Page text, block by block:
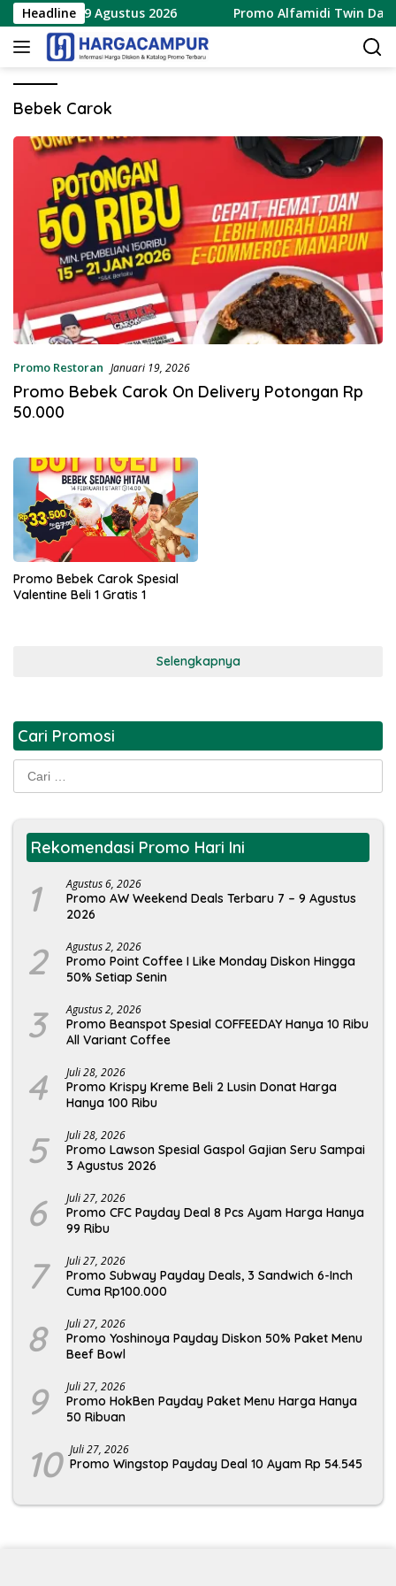
Langsung
ke
konten
Headline
8 – 9 Agustus 2026 Promo Alfamidi Twin Date
Bebek Carok
Promo Restoran Januari 19, 2026
Promo Bebek Carok On Delivery Potongan Rp
50.000
Promo Bebek Carok Spesial
Valentine Beli 1 Gratis 1
Selengkapnya
Cari Promosi
Rekomendasi Promo Hari Ini
1 Agustus 6, 2026
Promo AW Weekend Deals Terbaru 7 – 9 Agustus
2026
2 Agustus 2, 2026
Promo Point Coffee I Like Monday Diskon Hingga
50% Setiap Senin
3 Agustus 2, 2026
Promo Beanspot Spesial COFFEEDAY Hanya 10 Ribu
All Variant Coffee
4 Juli 28, 2026
Promo Krispy Kreme Beli 2 Lusin Donat Harga
Hanya 100 Ribu
5 Juli 28, 2026
Promo Lawson Spesial Gaspol Gajian Seru Sampai
3 Agustus 2026
6 Juli 27, 2026
Promo CFC Payday Deal 8 Pcs Ayam Harga Hanya
99 Ribu
7 Juli 27, 2026
Promo Subway Payday Deals, 3 Sandwich 6-Inch
Cuma Rp100.000
8 Juli 27, 2026
Promo Yoshinoya Payday Diskon 50% Paket Menu
Beef Bowl
9 Juli 27, 2026
Promo HokBen Payday Paket Menu Harga Hanya
50 Ribuan
10 Juli 27, 2026
Promo Wingstop Payday Deal 10 Ayam Rp 54.545